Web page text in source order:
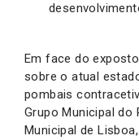
Em face do
sobre o atual
pombais
Grupo Municipal do
Municipal de